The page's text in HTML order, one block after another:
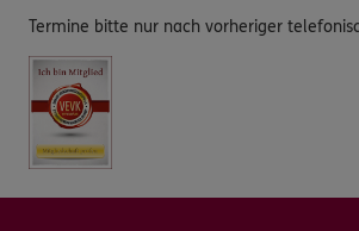
Termine bitte nur nach vorheriger